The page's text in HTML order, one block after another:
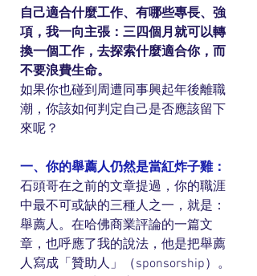
自己適合什麼工作、有哪些專長、強
項，我一向主張：三四個月就可以轉
換一個工作，去探索什麼適合你，而
不要浪費生命。
如果你也碰到周遭同事興起年後離職
潮，你該如何判定自己是否應該留下
來呢？
一、你的舉薦人仍然是當紅炸子雞：
石頭哥在之前的文章提過，你的職涯
中最不可或缺的三種人之一，就是：
舉薦人。在哈佛商業評論的一篇文
章，也呼應了我的說法，他是把舉薦
人寫成「贊助人」（sponsorship）。